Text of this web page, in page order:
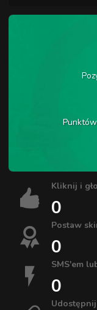
Kliknij i
0
Postaw
0
SMS'em
0